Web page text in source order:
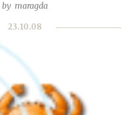
by maragda
23.10.08